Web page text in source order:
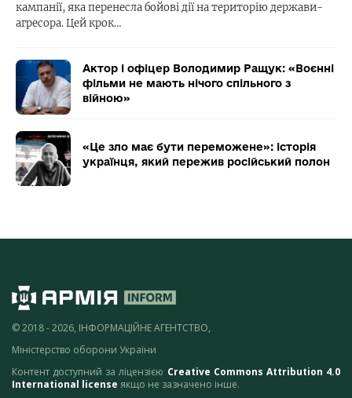
кампанії, яка перенесла бойові дії на територію держави-
агресора. Цей крок…
Актор і офіцер Володимир Ращук: «Воєнні
фільми не мають нічого спільного з
війною»
«Це зло має бути переможене»: історія
українця, який пережив російський полон
© 2018 - 2026, ІНФОРМАЦІЙНЕ АГЕНТСТВО,
Міністерство оборони України
Контент доступний за ліцензією Creative Commons Attribution 4.0
International license якщо не зазначено інше.